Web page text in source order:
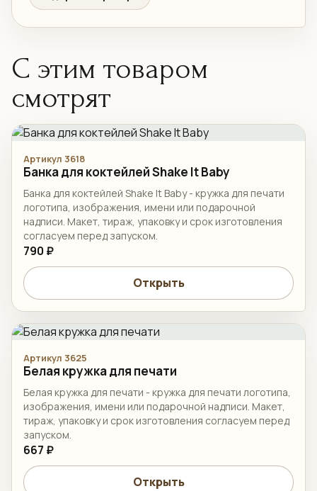
С этим товаром
смотрят
Артикул 3618
Банка для коктейлей Shake It Baby
Банка для коктейлей Shake It Baby - кружка для печати
логотипа, изображения, имени или подарочной
надписи. Макет, тираж, упаковку и срок изготовления
согласуем перед запуском.
790 ₽
Открыть
Артикул 3625
Белая кружка для печати
Белая кружка для печати - кружка для печати логотипа,
изображения, имени или подарочной надписи. Макет,
тираж, упаковку и срок изготовления согласуем перед
запуском.
667 ₽
Открыть